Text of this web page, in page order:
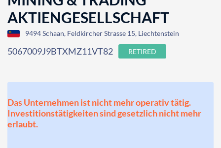
AKTIENGESELLSCHAFT
9494 Schaan, Feldkircher Strasse 15, Liechtenstein
5067009J9BTXMZ11VT82 RETIRED
Das Unternehmen ist nicht mehr operativ tätig.
Investitionstätigkeiten sind gesetzlich nicht mehr
erlaubt.